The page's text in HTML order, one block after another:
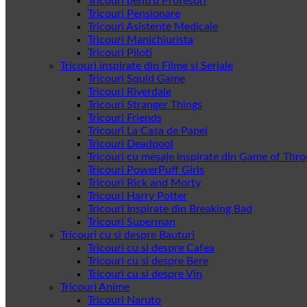
Tricouri Pensionare
Tricouri Asistente Medicale
Tricouri Manichiurista
Tricouri Piloti
Tricouri inspirate din Filme si Seriale
Tricouri Squid Game
Tricouri Riverdale
Tricouri Stranger Things
Tricouri Friends
Tricouri La Casa de Papel
Tricouri Deadpool
Tricouri cu mesaje inspirate din Game of
Tricouri PowerPuff Girls
Tricouri Rick and Morty
Tricouri Harry Potter
Tricouri Inspirate din Breaking Bad
Tricouri Superman
Tricouri cu si despre Bauturi
Tricouri cu si despre Cafea
Tricouri cu si despre Bere
Tricouri cu si despre Vin
Tricouri Anime
Tricouri Naruto